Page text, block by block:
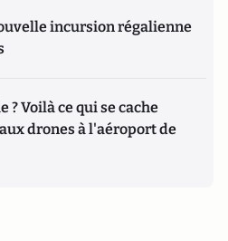
incursion régalienne
? Voilà ce qui se cache
drones à l'aéroport de